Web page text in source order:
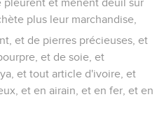
pleurent et mènent deuil sur
plus leur marchandise,
et de pierres précieuses, et
et de soie, et
et tout article d'ivoire, et
et en airain, et en fer, et en